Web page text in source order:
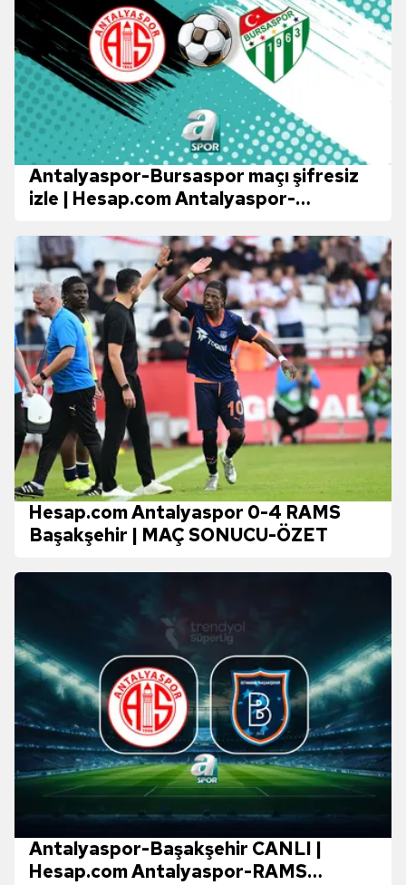
Antalyaspor-Bursaspor maçı şifresiz
izle | Hesap.com Antalyaspor-
kaçta? Hangi kanalda yayınlanacak?
Hesap.com Antalyaspor 0-4 RAMS
Başakşehir | MAÇ SONUCU-ÖZET
Antalyaspor-Başakşehir CANLI |
Hesap.com Antalyaspor-RAMS